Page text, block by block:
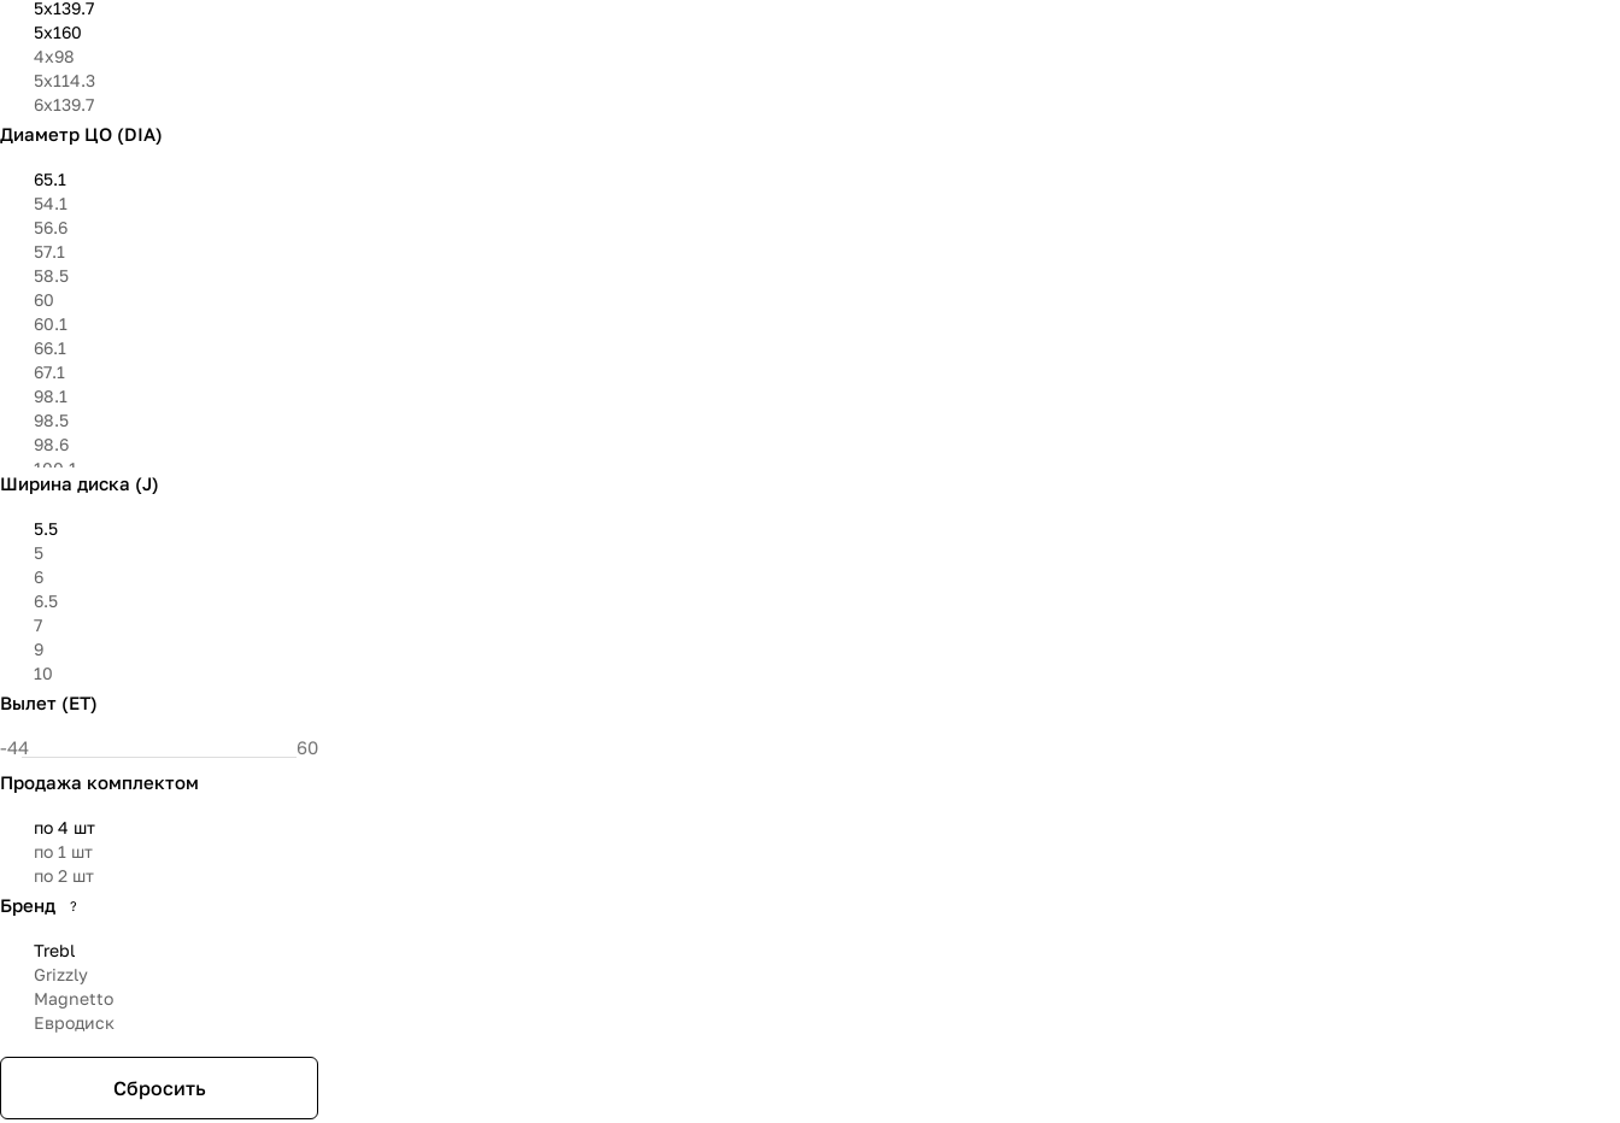
5х139.7
5х160
4х98
5х114.3
6х139.7
Диаметр ЦО (DIA)
65.1
54.1
56.6
57.1
58.5
60
60.1
66.1
67.1
98.1
98.5
98.6
100.1
108.6
110.1
Ширина диска (J)
5.5
5
6
6.5
7
9
10
Вылет (ET)
Продажа комплектом
по 4 шт
по 1 шт
по 2 шт
Бренд ?
Trebl
Grizzly
Magnetto
Евродиск
Сбросить